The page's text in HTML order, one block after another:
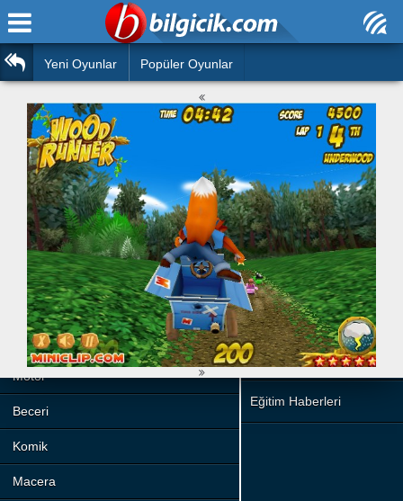
Araba
Barbie
Boyama
Futbol
Çocuk
Angry Birds
Silah
Basketbol
Motor
Beceri
Komik
Macera
Ana Sayfa
Bilmeceler
Deyimler
Duvar Yazıları
Hızlı Okuma Testi
Hesaplamalar
Oyun
Eğitim Haberleri
Yeni Oyunlar Popüler Oyunlar